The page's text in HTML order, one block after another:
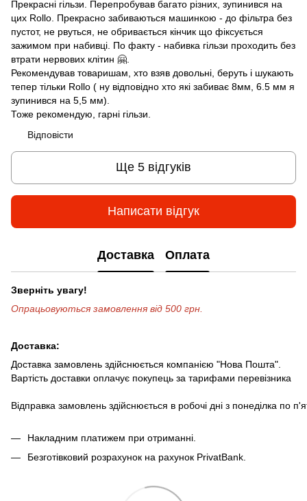
Прекрасні гільзи. Перепробував багато різних, зупинився на
цих Rollo. Прекрасно забиваються машинкою - до фільтра без
пустот, не рвуться, не обривається кінчик що фіксується
зажимом при набивці. По факту - набивка гільзи проходить без
втрати нервових клітин 🤗.
Рекомендував товаришам, хто взяв довольні, беруть і шукають
тепер тільки Rollo ( ну відповідно хто які забиває 8мм, 6.5 мм я
зупинився на 5,5 мм).
Тоже рекомендую, гарні гільзи.
Відповісти
Ще 5 відгуків
Написати відгук
Доставка Оплата
Зверніть увагу!
Опрацьовуються замовлення від 500 грн.
Доставка:
Доставка замовлень здійснюється компанією "Нова Пошта".
Вартість доставки оплачує покупець за тарифами перевізника
Відправка замовлень здійснюється в робочі дні з понеділка по
Накладним платижем при отриманні.
Безготівковий розрахунок на рахунок PrivatBank.